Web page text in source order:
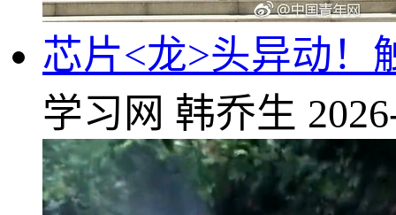
芯片<龙>头异动！
学习网 韩乔生